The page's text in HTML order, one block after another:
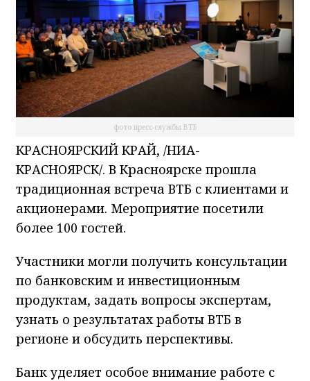
фото пресс-службы ВТБ
КРАСНОЯРСКИЙ КРАЙ, /НИА-
КРАСНОЯРСК/. В Красноярске прошла
традиционная встреча ВТБ с клиентами и
акционерами. Мероприятие посетили
более 100 гостей.
Участники могли получить консультации
по банковским и инвестиционным
продуктам, задать вопросы экспертам,
узнать о результатах работы ВТБ в
регионе и обсудить перспективы.
Банк уделяет особое внимание работе с